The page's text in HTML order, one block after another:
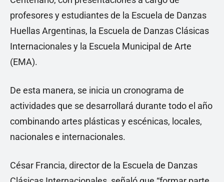
profesores y estudiantes de la Escuela de Danzas
Huellas Argentinas, la Escuela de Danzas Clásicas
Internacionales y la Escuela Municipal de Arte
(EMA).
De esta manera, se inicia un cronograma de
actividades que se desarrollará durante todo el año
combinando artes plásticas y escénicas, locales,
nacionales e internacionales.
César Francia, director de la Escuela de Danzas